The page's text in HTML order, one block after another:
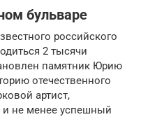
бульваре
российского
2 тысячи
памятник Юрию
отечественного
артист,
не менее успешный